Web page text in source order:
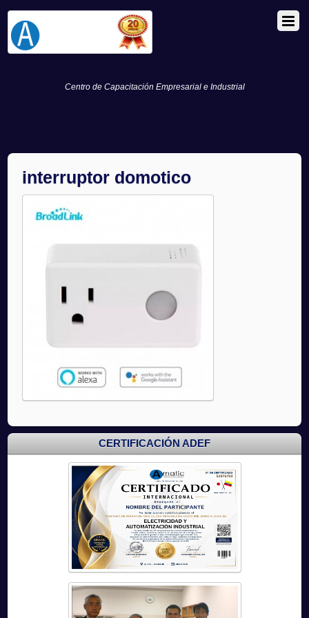
Centro de Capacitación Empresarial e Industrial
interruptor domotico
CERTIFICACIÓN ADEF